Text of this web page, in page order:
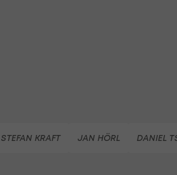
STEFAN KRAFT JAN HÖRL DANIEL